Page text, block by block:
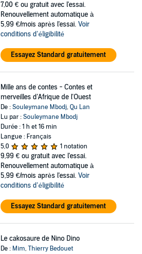
7,00 € ou gratuit avec l'essai.
Renouvellement automatique à
5,99 €/mois après l'essai. Voir
conditions d'éligibilité
Essayez Standard gratuitement
Mille ans de contes - Contes et
merveilles d'Afrique de l'Ouest
De :Souleymane Mbodj,Qu Lan
Lu par :Souleymane Mbodj
Durée : 1 h et 16 min
Langue : Français
5,0
1 notation
9,99 € ou gratuit avec l'essai.
Renouvellement automatique à
5,99 €/mois après l'essai. Voir
conditions d'éligibilité
Essayez Standard gratuitement
Le cakosaure de Nino Dino
De : Mim,Thierry Bedouet